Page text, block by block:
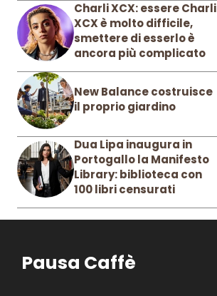
Charli XCX: essere Charli
XCX è molto difficile,
smettere di esserlo è
ancora più complicato
New Balance costruisce
il proprio giardino
Dua Lipa inaugura in
Portogallo la Manifesto
Library: biblioteca con
100 libri censurati
Pausa Caffè